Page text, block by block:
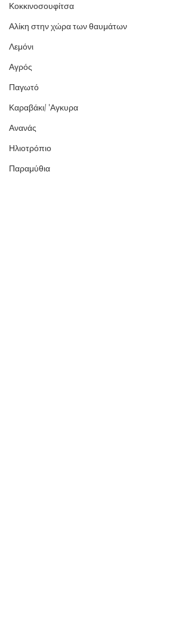
Κοκκινοσουφίτσα
Αλίκη στην χώρα των θαυμάτων
Λεμόνι
Αγρός
Παγωτό
Καραβάκι/ 'Αγκυρα
Ανανάς
Ηλιοτρόπιο
Παραμύθια